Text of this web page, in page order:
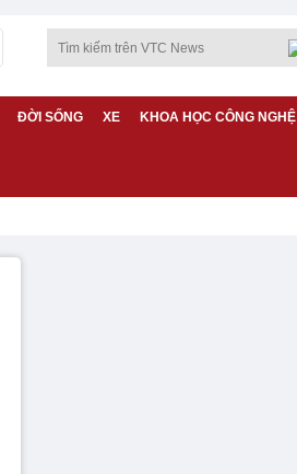
ĐỜI SỐNG XE KHOA HỌC CÔNG NGHỆ